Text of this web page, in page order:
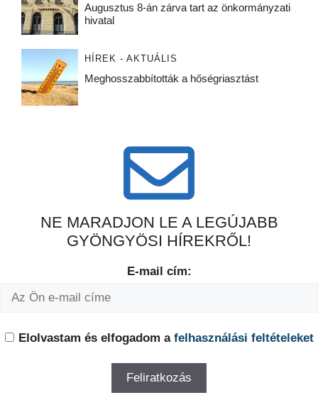
Augusztus 8-án zárva tart az önkormányzati
hivatal
HÍREK - AKTUÁLIS
Meghosszabbították a hőségriasztást
NE MARADJON LE A LEGÚJABB
GYÖNGYÖSI HÍREKRŐL!
E-mail cím:
Elolvastam és elfogadom a felhasználási feltételeket